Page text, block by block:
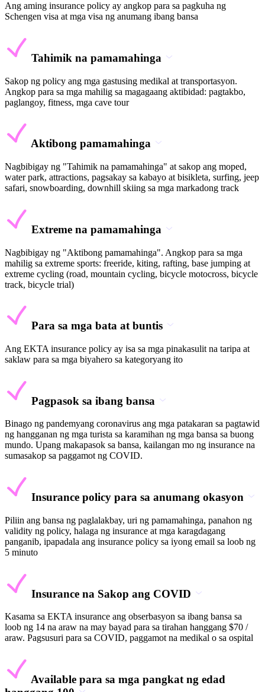
Ang aming insurance policy ay angkop para sa pagkuha ng
Schengen visa at mga visa ng anumang ibang bansa
Tahimik na pamamahinga
Sakop ng policy ang mga gastusing medikal at transportasyon.
Angkop para sa mga mahilig sa magagaang aktibidad: pagtakbo,
paglangoy, fitness, mga cave tour
Aktibong pamamahinga
Nagbibigay ng "Tahimik na pamamahinga" at sakop ang moped,
water park, attractions, pagsakay sa kabayo at bisikleta, surfing, jeep
safari, snowboarding, downhill skiing sa mga markadong track
Extreme na pamamahinga
Nagbibigay ng "Aktibong pamamahinga". Angkop para sa mga
mahilig sa extreme sports: freeride, kiting, rafting, base jumping at
extreme cycling (road, mountain cycling, bicycle motocross, bicycle
track, bicycle trial)
Para sa mga bata at buntis
Ang EKTA insurance policy ay isa sa mga pinakasulit na taripa at
saklaw para sa mga biyahero sa kategoryang ito
Pagpasok sa ibang bansa
Binago ng pandemyang coronavirus ang mga patakaran sa pagtawid
ng hangganan ng mga turista sa karamihan ng mga bansa sa buong
mundo. Upang makapasok sa bansa, kailangan mo ng insurance na
sumasakop sa paggamot ng COVID.
Insurance policy para sa anumang okasyon
Piliin ang bansa ng paglalakbay, uri ng pamamahinga, panahon ng
validity ng policy, halaga ng insurance at mga karagdagang
panganib, ipapadala ang insurance policy sa iyong email sa loob ng
5 minuto
Insurance na Sakop ang COVID
Kasama sa EKTA insurance ang obserbasyon sa ibang bansa sa
loob ng 14 na araw na may bayad para sa tirahan hanggang $70 /
araw. Pagsusuri para sa COVID, paggamot na medikal o sa ospital
Available para sa mga pangkat ng edad